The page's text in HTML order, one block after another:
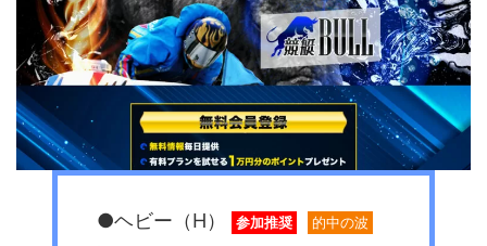
●ヘビー（H） 参加推奨 的中の波